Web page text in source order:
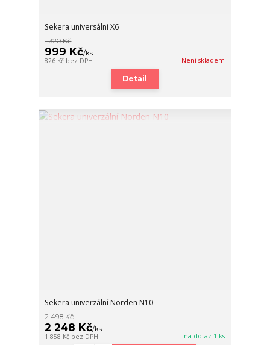
Sekera universálni X6
1 320 Kč
999 Kč/ks
826 Kč bez DPH Není skladem
Detail
Sekera univerzální Norden N10
2 498 Kč
2 248 Kč/ks
1 858 Kč bez DPH na dotaz 1 ks